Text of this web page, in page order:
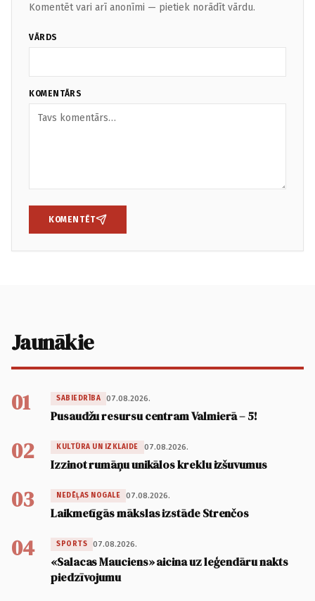
Komentēt vari arī anonīmi — pietiek norādīt vārdu.
VĀRDS
KOMENTĀRS
KOMENTĒT
Jaunākie
01 SABIEDRĪBA 07.08.2026.
Pusaudžu resursu centram Valmierā – 5!
02 KULTŪRA UN IZKLAIDE 07.08.2026.
Izzinot rumāņu unikālos kreklu izšuvumus
03 NEDĒĻAS NOGALE 07.08.2026.
Laikmetīgās mākslas izstāde Strenčos
04 SPORTS 07.08.2026.
«Salacas Mauciens» aicina uz leģendāru nakts
piedzīvojumu